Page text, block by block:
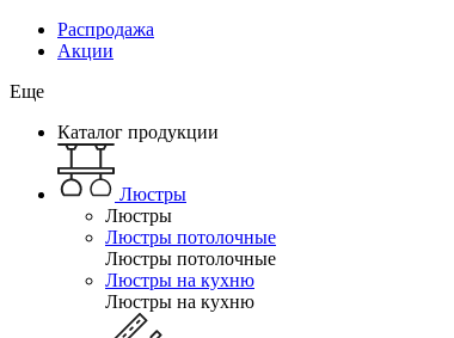
Распродажа
Акции
Еще
Каталог продукции
Люстры
Люстры
Люстры потолочные
Люстры потолочные
Люстры на кухню
Люстры на кухню